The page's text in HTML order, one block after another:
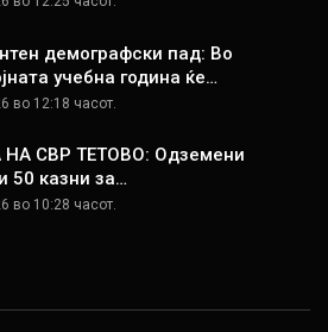
демографски пад: Во
учебна година ќе…
во 12:18 часот.
НА СВР ТЕТОВО: Одземени
50 казни за…
во 10:28 часот.